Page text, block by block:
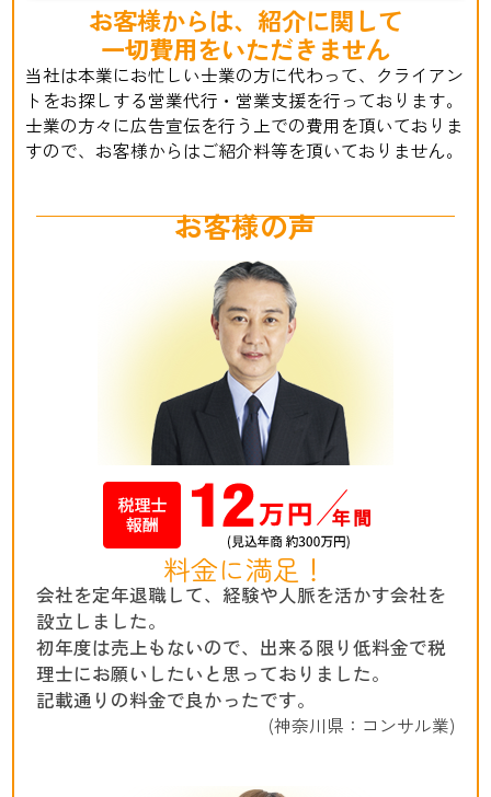
お客様からは、紹介に関して
一切費用をいただきません
当社は本業にお忙しい士業の方に代わって、クライアン
トをお探しする営業代行・営業支援を行っております。
士業の方々に広告宣伝を行う上での費用を頂いておりま
すので、お客様からはご紹介料等を頂いておりません。
お客様の声
料金に満足！
会社を定年退職して、経験や人脈を活かす会社を
設立しました。
初年度は売上もないので、出来る限り低料金で税
理士にお願いしたいと思っておりました。
記載通りの料金で良かったです。
(神奈川県：コンサル業)